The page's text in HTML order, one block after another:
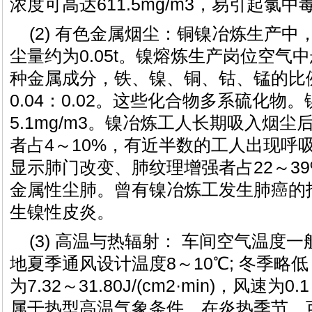
浓度可高达611.5mg/m3，易引起氯中
(2) 有色金属烟尘：铜镍冶炼生产中
尘量约为0.05t。镍熔炼生产岗位空气
种金属成分，铁、镍、铜、钴、锰的
0.04：0.02。这些化合物多系硫化物。
5.1mg/m3。镍冶炼工人长期吸入烟尘
者占4～10%，有近半数的工人出现呼
显示肺门改变、肺纹理增强者占22～
金属性尘肺。曾有镍冶炼工发生肺癌
生镍性皮炎。
(3) 高温与热辐射： 车间空气温度
地夏季通风设计温度8～10℃; 冬季略
为7.32～31.80J/(cm2·min)，风速为
属干热型高温气象条件。在炎热季节